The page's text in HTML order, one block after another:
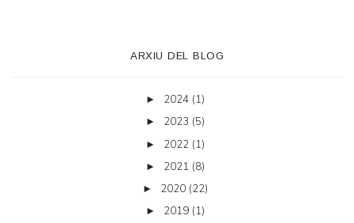
ARXIU DEL BLOG
► 2024 (1)
► 2023 (5)
► 2022 (1)
► 2021 (8)
► 2020 (22)
► 2019 (1)